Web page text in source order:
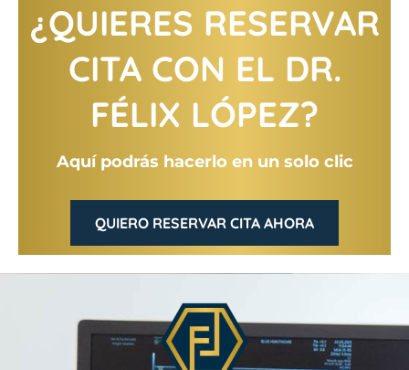
¿QUIERES RESERVAR
CITA CON EL DR.
FÉLIX LÓPEZ?
Aquí podrás hacerlo en un solo clic
QUIERO RESERVAR CITA AHORA